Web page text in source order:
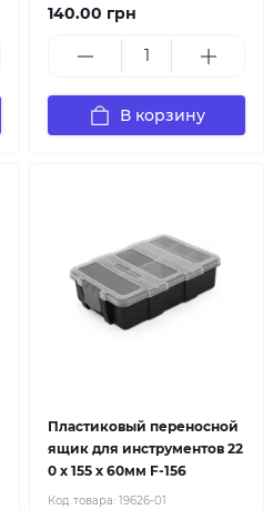
140.00 грн
В корзину
Пластиковый переносной
ящик для инструментов 22
0 х 155 х 60мм F-156
Код товара: 19626-01